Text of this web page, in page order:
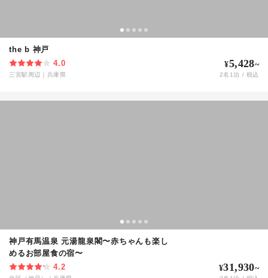
the b 神戸
4.0
三宮駅周辺 兵庫県
¥5,428~
2名 1泊 / 税込
神戸有馬温泉 元湯龍泉閣〜赤ちゃんも楽し
めるお部屋食の宿〜
4.2
¥31,930~